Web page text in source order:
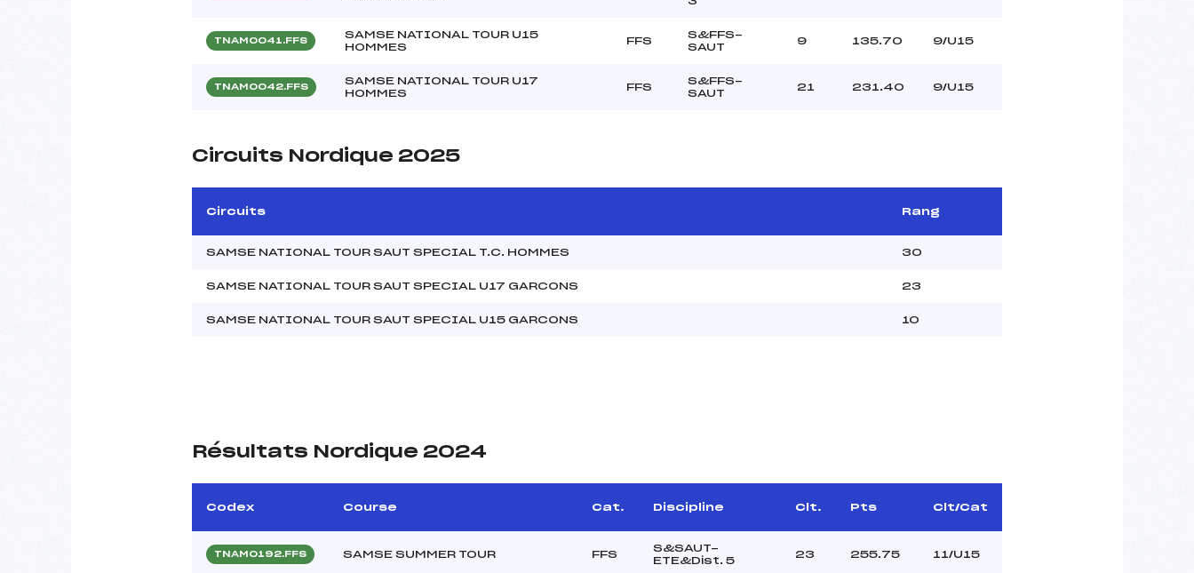
TNAM0041.FFS
SAMSE NATIONAL TOUR U15
HOMMES
FFS
S&FFS-
SAUT
9 135.70 9/U15
TNAM0042.FFS
SAMSE NATIONAL TOUR U17
HOMMES
FFS
S&FFS-
SAUT
21 231.40 9/U15
Circuits Nordique 2025
Circuits Rang
SAMSE NATIONAL TOUR SAUT SPECIAL T.C. HOMMES 30
SAMSE NATIONAL TOUR SAUT SPECIAL U17 GARCONS 23
SAMSE NATIONAL TOUR SAUT SPECIAL U15 GARCONS 10
Résultats Nordique 2024
Codex Course Cat. Discipline Clt. Pts Clt/Cat
TNAM0192.FFS SAMSE SUMMER TOUR FFS
S&SAUT-
ETE&Dist. 5
23 255.75 11/U15